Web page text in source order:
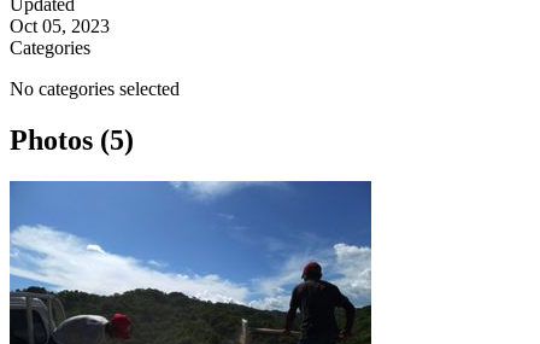
Updated
Oct 05, 2023
Categories
No categories selected
Photos (5)